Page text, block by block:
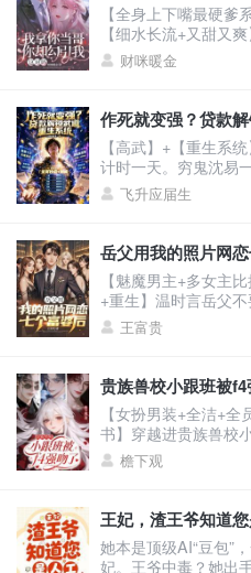
【全身上下嘴最硬爹
【细水长流+又甜又
的恶毒前女友，死得
级豪门继承人，遭仇
日，季家人携他青梅
女主赶来。记忆虽未
出一声缱绻的：“浅
杀。江
财咪暖金
作死就变强？贷款
【高武】+【重生系
计时一天。穷鬼沈易
活系统。系统奖励：
秒，他被同学富二代
沈易心中狂喜：“死一
校，他站上百米高楼
涨！嗑药暴毙，解锁
间。沈易两眼放
飞升应届生
岳父用我的照片网
【魅魔男主+多女主
+重生】温时言岳父
气的大富婆，连累温
重活一世，温时言立
时。温时言还没反应
纷砸钱给他砸资源，
是最强的！医术也是
医学界都被他的医
王富贵
贵族兽校小跟班被f4
【女扮男装+全洁+
书】穿越进贵族兽校
为女主是假白莲真黑
扮男装且莫名其妙跟
游念死死捂着真实性
底摆脱剧情。却没想
席，还收获了四个男
檐下观
王妃，渣王爷知道
她本是顶级AI“豆包”
妃。王爷中毒？她出